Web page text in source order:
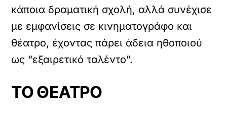
κάποια δραματική σχολή, αλλά συνέχισε
με εμφανίσεις σε κινηματογράφο και
θέατρο, έχοντας πάρει άδεια ηθοποιού
ως “εξαιρετικό ταλέντο”.
ΤΟ ΘΕΑΤΡΟ